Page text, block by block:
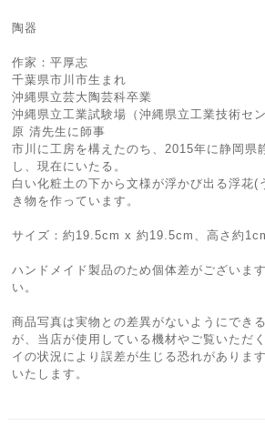
陶器
作家：平厚志
千葉県市川市生まれ
沖縄県立芸大陶芸科卒業
沖縄県立工業試験場（沖縄県立工業技術セ
原 清先生に師事
市川に工房を構えたのち、2015年に静岡県
し、現在にいたる。
白い化粧土の下から文様が浮かび出る浮花(
き物を作っています。
サイズ：約19.5cm x 約19.5cm、高さ約
ハンドメイド製品のため個体差がございま
い。
商品写真は実物との差異がないようにでき
が、当店が使用している機材やご覧いただ
イの状況により誤差が生じる恐れがありま
いたします。